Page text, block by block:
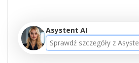
Asystent AI